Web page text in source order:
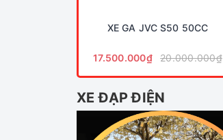
XE GA JVC S50 50CC
17.500.000₫ 20.000.000₫
XE ĐẠP ĐIỆN